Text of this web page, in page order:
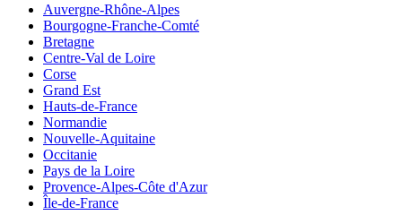
Auvergne-Rhône-Alpes
Bourgogne-Franche-Comté
Bretagne
Centre-Val de Loire
Corse
Grand Est
Hauts-de-France
Normandie
Nouvelle-Aquitaine
Occitanie
Pays de la Loire
Provence-Alpes-Côte d'Azur
Île-de-France